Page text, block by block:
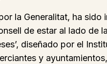
la Generalitat, ha
de estar al lado de
diseñado por el
y